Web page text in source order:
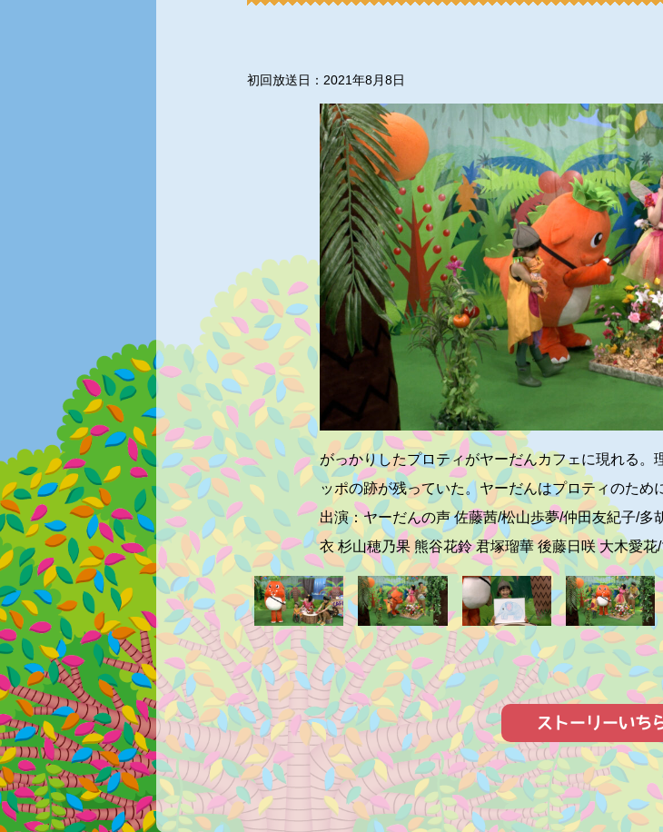
初回放送日：2021年8月8日
がっかりしたプロティがヤーだんカフェに現れる。
ッポの跡が残っていた。ヤーだんはプロティのため
出演：ヤーだんの声 佐藤茜/松山歩夢/仲田友紀子/多
衣 杉山穂乃果 熊谷花鈴 君塚瑠華 後藤日咲 大木愛
ストーリーいち